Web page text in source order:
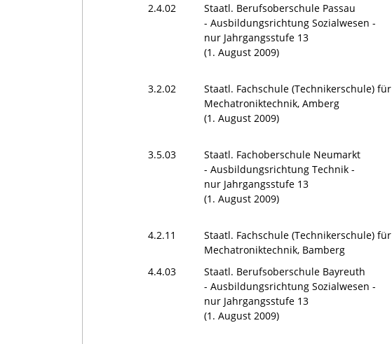
2.4.02
Staatl. Berufsoberschule Passau
- Ausbildungsrichtung Sozialwesen -
nur Jahrgangsstufe 13
(1. August 2009)
3.2.02
Staatl. Fachschule (Technikerschule) für
Mechatroniktechnik, Amberg
(1. August 2009)
3.5.03
Staatl. Fachoberschule Neumarkt
- Ausbildungsrichtung Technik -
nur Jahrgangsstufe 13
(1. August 2009)
4.2.11
Staatl. Fachschule (Technikerschule) für
Mechatroniktechnik, Bamberg
4.4.03
Staatl. Berufsoberschule Bayreuth
- Ausbildungsrichtung Sozialwesen -
nur Jahrgangsstufe 13
(1. August 2009)